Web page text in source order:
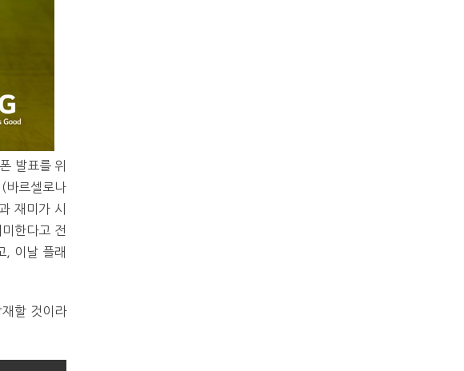
발표를 위
바르셀로나
재미가 시
한다고 전
, 이날 플래
할 것이라